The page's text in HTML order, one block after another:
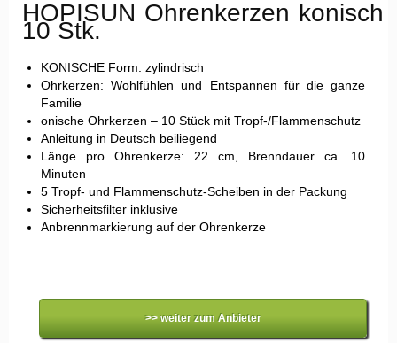
HOPISUN Ohrenkerzen konisch
10 Stk.
KONISCHE Form: zylindrisch
Ohrkerzen: Wohlfühlen und Entspannen für die ganze
Familie
onische Ohrkerzen – 10 Stück mit Tropf-/Flammenschutz
Anleitung in Deutsch beiliegend
Länge pro Ohrenkerze: 22 cm, Brenndauer ca. 10
Minuten
5 Tropf- und Flammenschutz-Scheiben in der Packung
Sicherheitsfilter inklusive
Anbrennmarkierung auf der Ohrenkerze
>> weiter zum Anbieter